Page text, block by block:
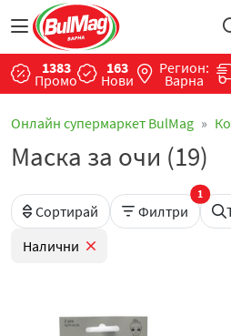
1383
Промо
163
Нови
Регион:
Варна
Онлайн супермаркет BulMag
Маска за очи (19)
Сортирай Филтри
1
Налични